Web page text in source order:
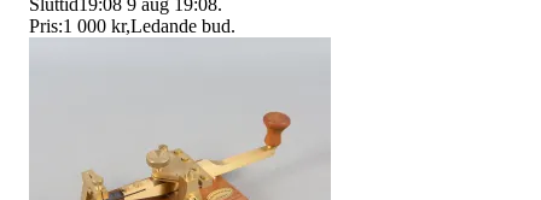
Sluttid19:08 9 aug 19:08.
Pris:1 000 kr,Ledande bud.